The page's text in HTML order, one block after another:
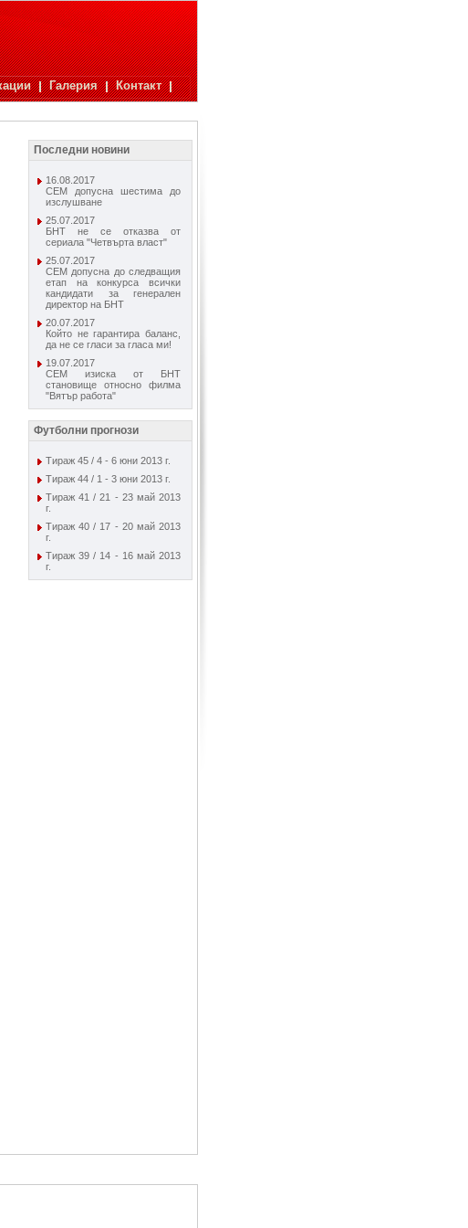
Галерия Контакт
Последни новини
16.08.2017
СЕМ допусна шестима до
изслушване
25.07.2017
БНТ не се отказва от
сериала "Четвърта власт"
25.07.2017
СЕМ допусна до следващия
етап на конкурса всички
кандидати за генерален
директор на БНТ
20.07.2017
Който не гарантира баланс,
да не се гласи за гласа ми!
19.07.2017
СЕМ изиска от БНТ
становище относно филма
"Вятър работа"
Футболни прогнози
Тираж 45 / 4 - 6 юни 2013 г.
Тираж 44 / 1 - 3 юни 2013 г.
Тираж 41 / 21 - 23 май 2013
г.
Тираж 40 / 17 - 20 май 2013
г.
Тираж 39 / 14 - 16 май 2013
г.